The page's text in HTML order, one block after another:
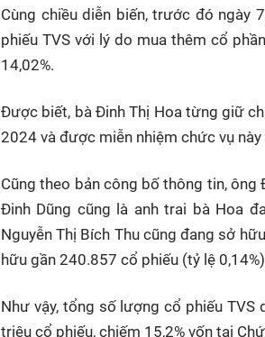
Cùng chiều diễn biến, trước đó ngày
phiếu TVS với lý do mua thêm cổ
14,02%.
Được biết, bà Đinh Thị Hoa từng giữ
2024 và được miễn nhiệm chức vụ
Cũng theo bản công bố thông tin, ông
Đinh Dũng cũng là anh trai bà Hoa
Nguyễn Thị Bích Thu cũng đang sở
hữu gần 240.857 cổ phiếu (tỷ lệ
Như vậy, tổng số lượng cổ phiếu TVS
triệu cổ phiếu, chiếm 15,2% vốn tại